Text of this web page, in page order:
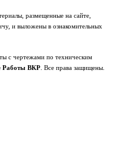
размещенные на сайте,
и выложены в ознакомительных
с чертежами по техническим
Работы ВКР. Все права защищены.